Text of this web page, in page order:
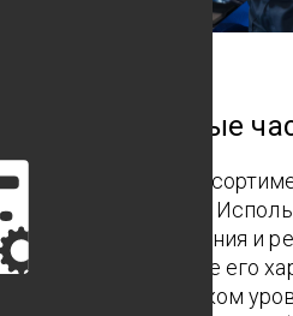
запасные
Вам полный
частей и материалов.
части для обслуживания и
Вы поддерживаете его
на должном высоком